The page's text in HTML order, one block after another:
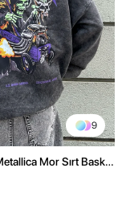
9
Mor Sırt Baskılı